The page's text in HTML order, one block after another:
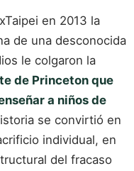
en 2013 la
de una desconocida
le colgaron la
de Princeton que
a niños de
se convirtió en
individual, en
del fracaso